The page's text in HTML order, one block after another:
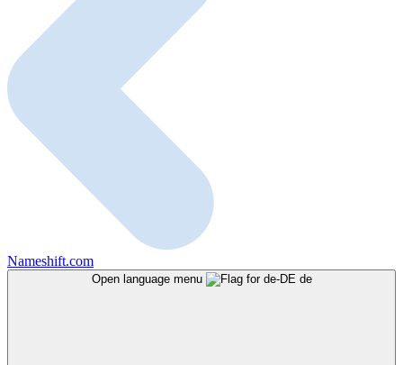
Nameshift.com
Open language menu de